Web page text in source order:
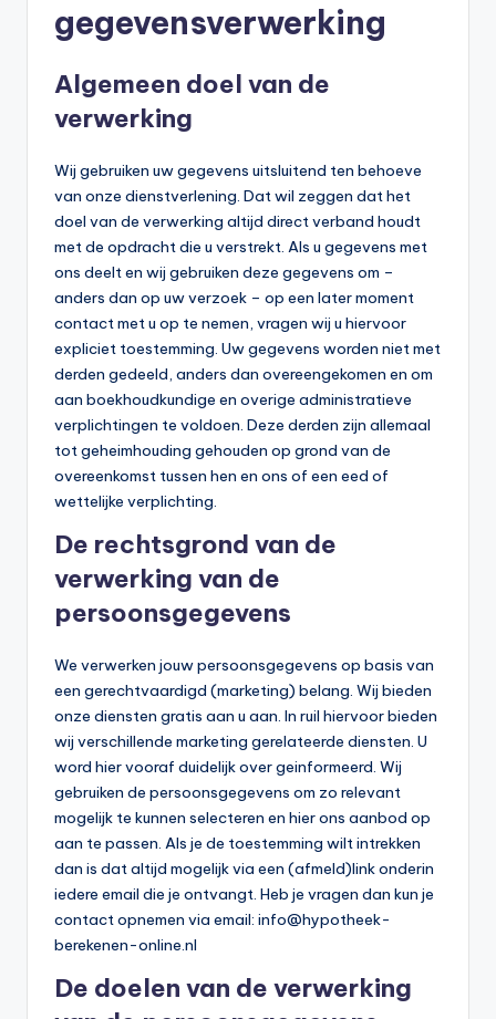
gegevensverwerking
Algemeen doel van de
verwerking
Wij gebruiken uw gegevens uitsluitend ten behoeve
van onze dienstverlening. Dat wil zeggen dat het
doel van de verwerking altijd direct verband houdt
met de opdracht die u verstrekt. Als u gegevens met
ons deelt en wij gebruiken deze gegevens om –
anders dan op uw verzoek – op een later moment
contact met u op te nemen, vragen wij u hiervoor
expliciet toestemming. Uw gegevens worden niet met
derden gedeeld, anders dan overeengekomen en om
aan boekhoudkundige en overige administratieve
verplichtingen te voldoen. Deze derden zijn allemaal
tot geheimhouding gehouden op grond van de
overeenkomst tussen hen en ons of een eed of
wettelijke verplichting.
De rechtsgrond van de
verwerking van de
persoonsgegevens
We verwerken jouw persoonsgegevens op basis van
een gerechtvaardigd (marketing) belang. Wij bieden
onze diensten gratis aan u aan. In ruil hiervoor bieden
wij verschillende marketing gerelateerde diensten. U
word hier vooraf duidelijk over geinformeerd. Wij
gebruiken de persoonsgegevens om zo relevant
mogelijk te kunnen selecteren en hier ons aanbod op
aan te passen. Als je de toestemming wilt intrekken
dan is dat altijd mogelijk via een (afmeld)link onderin
iedere email die je ontvangt. Heb je vragen dan kun je
contact opnemen via email: info@hypotheek-
berekenen-online.nl
De doelen van de verwerking